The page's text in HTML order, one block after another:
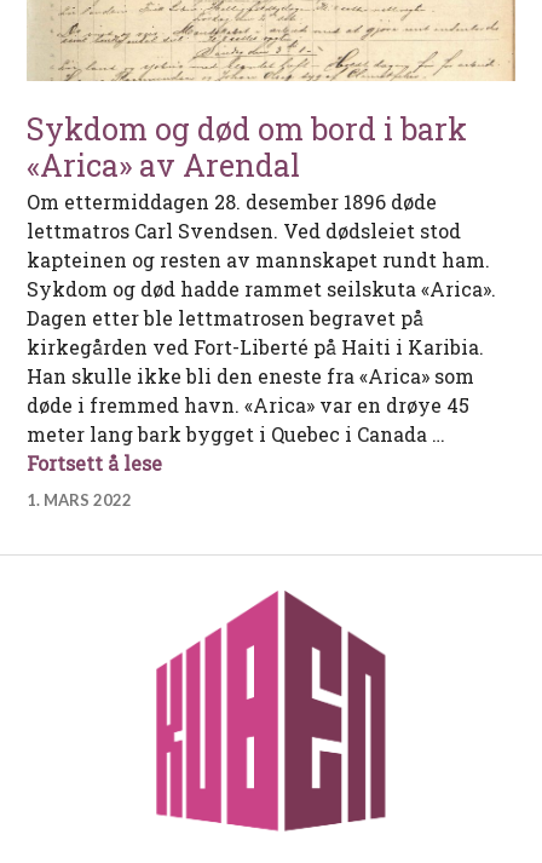
Sykdom og død om bord i bark
«Arica» av Arendal
Om ettermiddagen 28. desember 1896 døde
lettmatros Carl Svendsen. Ved dødsleiet stod
kapteinen og resten av mannskapet rundt ham.
Sykdom og død hadde rammet seilskuta «Arica».
Dagen etter ble lettmatrosen begravet på
kirkegården ved Fort-Liberté på Haiti i Karibia.
Han skulle ikke bli den eneste fra «Arica» som
døde i fremmed havn. «Arica» var en drøye 45
meter lang bark bygget i Quebec i Canada …
Fortsett å leseSykdom og død om bord i bark «Arica»
1. MARS 2022